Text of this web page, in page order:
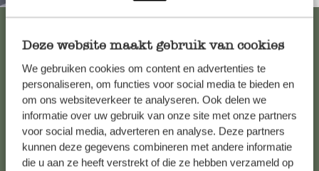
Deze website maakt gebruik van cookies
We gebruiken cookies om content en advertenties te
personaliseren, om functies voor social media te bieden en
om ons websiteverkeer te analyseren. Ook delen we
informatie over uw gebruik van onze site met onze partners
voor social media, adverteren en analyse. Deze partners
kunnen deze gegevens combineren met andere informatie
die u aan ze heeft verstrekt of die ze hebben verzameld op
Kundenservice/Hilfe
Falls Sie Fragen haben oder Tipps und Hilfe brauchen, wenden
Sie sich bitte an unseren Kundenservice. Oder lesen Sie hier
die Antworten auf häufig gestellte Fragen